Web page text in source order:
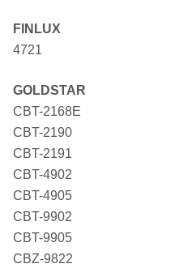
FINLUX
4721
GOLDSTAR
CBT-2168E
CBT-2190
CBT-2191
CBT-4902
CBT-4905
CBT-9902
CBT-9905
CBZ-9822